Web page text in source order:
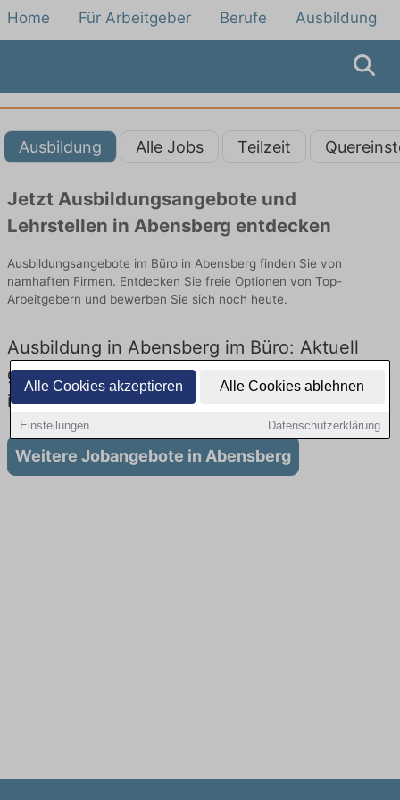
Alle Cookies akzeptieren Alle Cookies ablehnen
Einstellungen Datenschutzerklärung
Home Für Arbeitgeber Berufe Ausbildung
Ausbildung Alle Jobs Teilzeit
Jetzt Ausbildungsangebote und
Lehrstellen in Abensberg entdecken
Ausbildungsangebote im Büro in Abensberg finden Sie von
namhaften Firmen. Entdecken Sie freie Optionen von Top-
Arbeitgebern und bewerben Sie sich noch heute.
Ausbildung in Abensberg im Büro: Aktuell
gibt es keine Stellenangebote für Ausbildung
in Abensberg
Weitere Jobangebote in Abensberg